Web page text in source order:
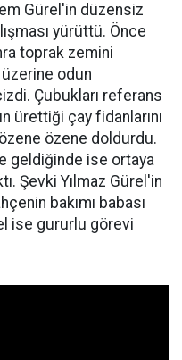
Gürel'in düzensiz
yürüttü. Önce
toprak zemini
üzerine odun
Çubukları referans
ürettiği çay fidanlarını
özene özene doldurdu.
geldiğinde ise ortaya
Şevki Yılmaz Gürel'in
bakımı babası
ise gururlu görevi